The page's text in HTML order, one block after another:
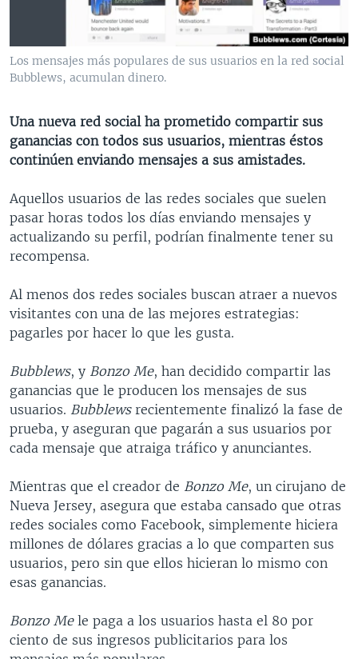
VENEZUELA
NICARAGUA
ENTRETENIMIENTO Y CULTURA
TECNOLOGÍA
CIENCIA Y SALUD
FOTOGRAFÍA
PROGRAMAS TV
EL MUNDO AL DÍA
VISIÓN 360
LAS CLAVES
RADIO
AUDIONOTICIAS
BUENOS DÍAS AMÉRICA
EL MUNDO AL DÍA [RADIO]
FORO [RADIO]
NOTA ECONÓMICA
ENTRETENIMIENTO
DOCUMENTALES DE LA VOA
SÍGANOS
Idiomas
Los mensajes más populares de sus usuarios en la red social
Bubblews, acumulan dinero.
Una nueva red social ha prometido compartir sus
ganancias con todos sus usuarios, mientras éstos
continúen enviando mensajes a sus amistades.
Aquellos usuarios de las redes sociales que suelen
pasar horas todos los días enviando mensajes y
actualizando su perfil, podrían finalmente tener su
recompensa.
Al menos dos redes sociales buscan atraer a nuevos
visitantes con una de las mejores estrategias:
pagarles por hacer lo que les gusta.
Bubblews, y Bonzo Me, han decidido compartir las
ganancias que le producen los mensajes de sus
usuarios. Bubblewsrecientemente finalizó la fase de
prueba, y aseguran que pagarán a sus usuarios por
cada mensaje que atraiga tráfico y anunciantes.
Mientras que el creador de Bonzo Me, un cirujano de
Nueva Jersey, asegura que estaba cansado que otras
redes sociales como Facebook, simplemente hiciera
millones de dólares gracias a lo que comparten sus
usuarios, pero sin que ellos hicieran lo mismo con
esas ganancias.
Bonzo Mele paga a los usuarios hasta el 80 por
ciento de sus ingresos publicitarios para los